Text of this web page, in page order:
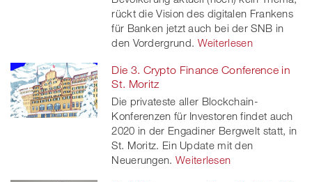
rückt die Vision des digitalen Frankens
für Banken jetzt auch bei der SNB in
den Vordergrund. Weiterlesen
Die 3. Crypto Finance Conference in
St. Moritz
Die privateste aller Blockchain-
Konferenzen für Investoren findet auch
2020 in der Engadiner Bergwelt statt, in
St. Moritz. Ein Update mit den
Neuerungen. Weiterlesen